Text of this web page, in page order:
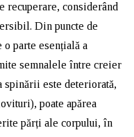
recuperare, considerând
Din puncte de
parte esențială a
semnalele între creier
spinării este deteriorată,
poate apărea
părți ale corpului, în